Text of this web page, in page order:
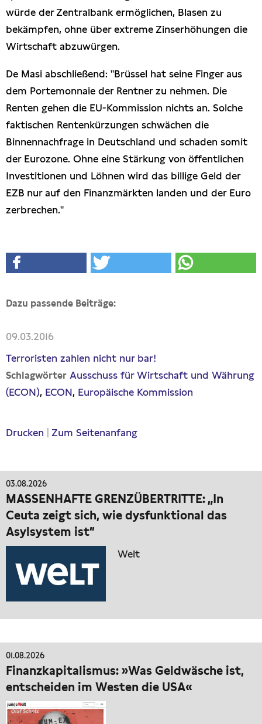
würde der Zentralbank ermöglichen, Blasen zu
bekämpfen, ohne über extreme Zinserhöhungen die
Wirtschaft abzuwürgen.
De Masi abschließend: "Brüssel hat seine Finger aus
dem Portemonnaie der Rentner zu nehmen. Die
Renten gehen die EU-Kommission nichts an. Solche
faktischen Rentenkürzungen schwächen die
Binnennachfrage in Deutschland und schaden somit
der Eurozone. Ohne eine Stärkung von öffentlichen
Investitionen und Löhnen wird das billige Geld der
EZB nur auf den Finanzmärkten landen und der Euro
zerbrechen."
Dazu passende Beiträge:
09.03.2016
Terroristen zahlen nicht nur bar!
Schlagwörter Ausschuss für Wirtschaft und Währung
(ECON) ECON Europäische Kommission
Drucken Zum Seitenanfang
03.08.2026
MASSENHAFTE GRENZÜBERTRITTE: „In
Ceuta zeigt sich, wie dysfunktional das
Asylsystem ist“
Welt
01.08.2026
Finanzkapitalismus: »Was Geldwäsche ist,
entscheiden im Westen die USA«